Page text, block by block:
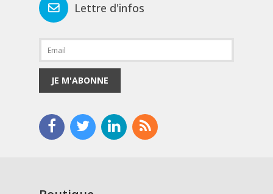
Lettre d'infos
JE M'ABONNE